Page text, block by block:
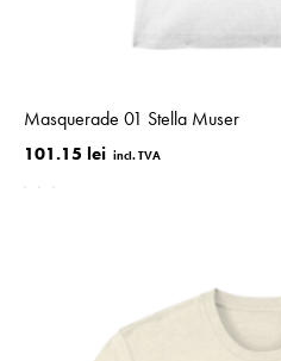
Masquerade 01 Stella Muser
101.15 lei